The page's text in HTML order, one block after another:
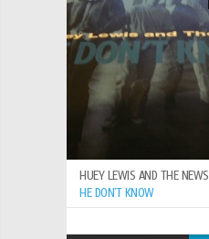
HUEY LEWIS AND THE NEWS
HE DON`T KNOW